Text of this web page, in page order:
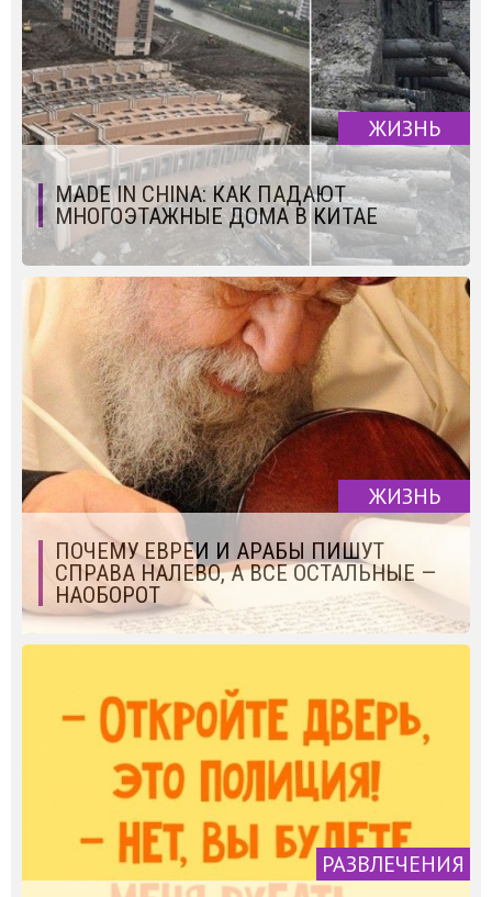
ЖИЗНЬ
MADE IN CHINA: КАК ПАДАЮТ
МНОГОЭТАЖНЫЕ ДОМА В КИТАЕ
ЖИЗНЬ
ПОЧЕМУ ЕВРЕИ И АРАБЫ ПИШУТ
СПРАВА НАЛЕВО, А ВСЕ ОСТАЛЬНЫЕ —
НАОБОРОТ
РАЗВЛЕЧЕНИЯ